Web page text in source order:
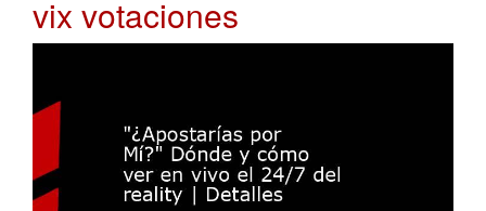
vix votaciones